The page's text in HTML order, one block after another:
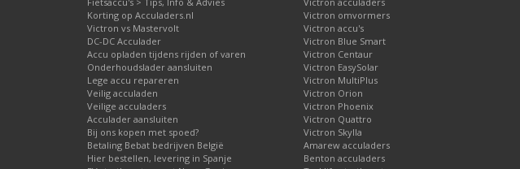
Korting op Acculaders.nl
Victron vs Mastervolt
DC-DC Acculader
Accu opladen tijdens rijden of varen
Onderhoudslader aansluiten
Lege accu repareren
Veilig acculaden
Veilige acculaders
Acculader aansluiten
Bij ons kopen met spoed?
Betaling Bebat bedrijven België
Hier bestellen, levering in Spanje
Victron omvormers
Victron accu's
Victron Blue Smart
Victron Centaur
Victron EasySolar
Victron MultiPlus
Victron Orion
Victron Phoenix
Victron Quattro
Victron Skylla
Amarew acculaders
Benton acculaders